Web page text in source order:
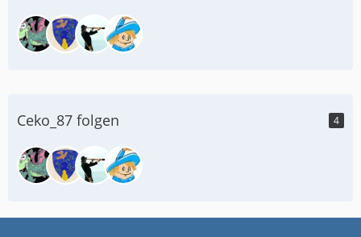
Ceko_87 folgen 4